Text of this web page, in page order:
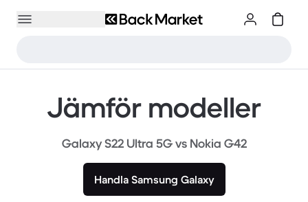
Jämför modeller
Galaxy S22 Ultra 5G vs Nokia G42
Handla Samsung Galaxy